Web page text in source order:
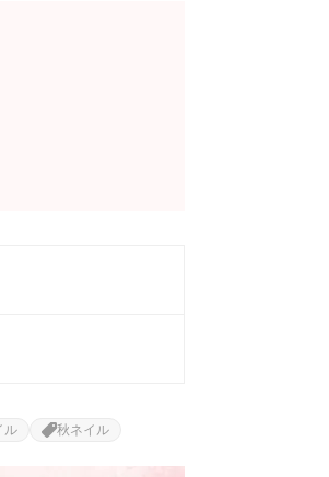
ル
秋ネイル